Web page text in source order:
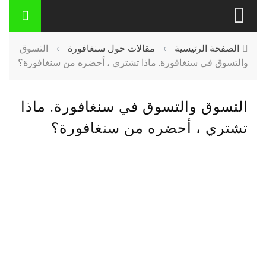
الصفحة الرئيسية › مقالات حول سنغافورة ›
التسوق
والتسوق في سنغافورة. ماذا تشتري ، أحضره من سنغافورة؟
التسوق والتسوق في سنغافورة. ماذا
تشتري ، أحضره من سنغافورة؟